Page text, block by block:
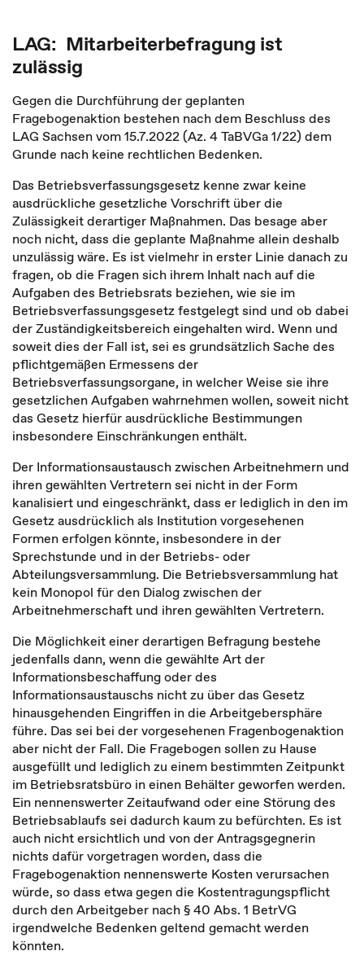
LAG: Mitarbeiterbefragung ist
zulässig
Gegen die Durchführung der geplanten
Fragebogenaktion bestehen nach dem Beschluss des
LAG Sachsen vom 15.7.2022 (Az. 4 TaBVGa 1/22) dem
Grunde nach keine rechtlichen Bedenken.
Das Betriebsverfassungsgesetz kenne zwar keine
ausdrückliche gesetzliche Vorschrift über die
Zulässigkeit derartiger Maßnahmen. Das besage aber
noch nicht, dass die geplante Maßnahme allein deshalb
unzulässig wäre. Es ist vielmehr in erster Linie danach zu
fragen, ob die Fragen sich ihrem Inhalt nach auf die
Aufgaben des Betriebsrats beziehen, wie sie im
Betriebsverfassungsgesetz festgelegt sind und ob dabei
der Zuständigkeitsbereich eingehalten wird. Wenn und
soweit dies der Fall ist, sei es grundsätzlich Sache des
pflichtgemäßen Ermessens der
Betriebsverfassungsorgane, in welcher Weise sie ihre
gesetzlichen Aufgaben wahrnehmen wollen, soweit nicht
das Gesetz hierfür ausdrückliche Bestimmungen
insbesondere Einschränkungen enthält.
Der Informationsaustausch zwischen Arbeitnehmern und
ihren gewählten Vertretern sei nicht in der Form
kanalisiert und eingeschränkt, dass er lediglich in den im
Gesetz ausdrücklich als Institution vorgesehenen
Formen erfolgen könnte, insbesondere in der
Sprechstunde und in der Betriebs- oder
Abteilungsversammlung. Die Betriebsversammlung hat
kein Monopol für den Dialog zwischen der
Arbeitnehmerschaft und ihren gewählten Vertretern.
Die Möglichkeit einer derartigen Befragung bestehe
jedenfalls dann, wenn die gewählte Art der
Informationsbeschaffung oder des
Informationsaustauschs nicht zu über das Gesetz
hinausgehenden Eingriffen in die Arbeitgebersphäre
führe. Das sei bei der vorgesehenen Fragenbogenaktion
aber nicht der Fall. Die Fragebogen sollen zu Hause
ausgefüllt und lediglich zu einem bestimmten Zeitpunkt
im Betriebsratsbüro in einen Behälter geworfen werden.
Ein nennenswerter Zeitaufwand oder eine Störung des
Betriebsablaufs sei dadurch kaum zu befürchten. Es ist
auch nicht ersichtlich und von der Antragsgegnerin
nichts dafür vorgetragen worden, dass die
Fragebogenaktion nennenswerte Kosten verursachen
würde, so dass etwa gegen die Kostentragungspflicht
durch den Arbeitgeber nach § 40 Abs. 1 BetrVG
irgendwelche Bedenken geltend gemacht werden
könnten.